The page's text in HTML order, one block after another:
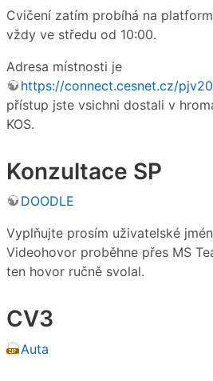
Cvičení zatím probíhá na
vždy ve středu od 10:00.
Adresa místnosti je
https://connect.cesnet.cz/
přístup jste vsichni dostali v
KOS.
Konzultace SP
DOODLE
Vyplňujte prosím uživatelské
Videohovor proběhne přes MS
ten hovor ručně svolal.
CV3
Auta